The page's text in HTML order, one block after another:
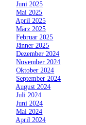
»Juni 2025
»Mai 2025
April 2025
»März 2025
»Februar 2025
»Jänner 2025
»Dezember 2024
»November 2024
»Oktober 2024
September 2024
August 2024
»Juli 2024
»Juni 2024
»Mai 2024
April 2024